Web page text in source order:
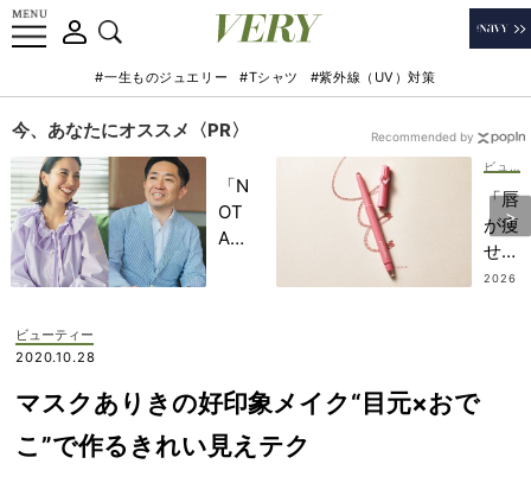
#一生ものジュエリー #Tシャツ #紫外線（UV）対策
今、あなたにオススメ〈PR〉
「N
OT
A
記憶
に一
生残
「唇
が痩
せて
き
2026
Recommended by
ビューティー
2020.10.28
マスクありきの好印象メイク“目元×おで
こ”で作るきれい見えテク